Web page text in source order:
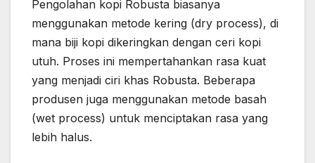
Pengolahan kopi Robusta biasanya
menggunakan metode kering (dry process), di
mana biji kopi dikeringkan dengan ceri kopi
utuh. Proses ini mempertahankan rasa kuat
yang menjadi ciri khas Robusta. Beberapa
produsen juga menggunakan metode basah
(wet process) untuk menciptakan rasa yang
lebih halus.